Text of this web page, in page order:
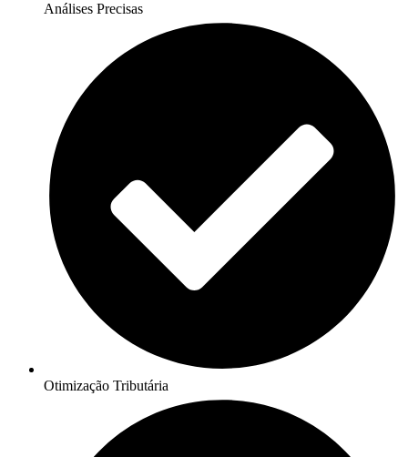
Análises Precisas
Otimização Tributária